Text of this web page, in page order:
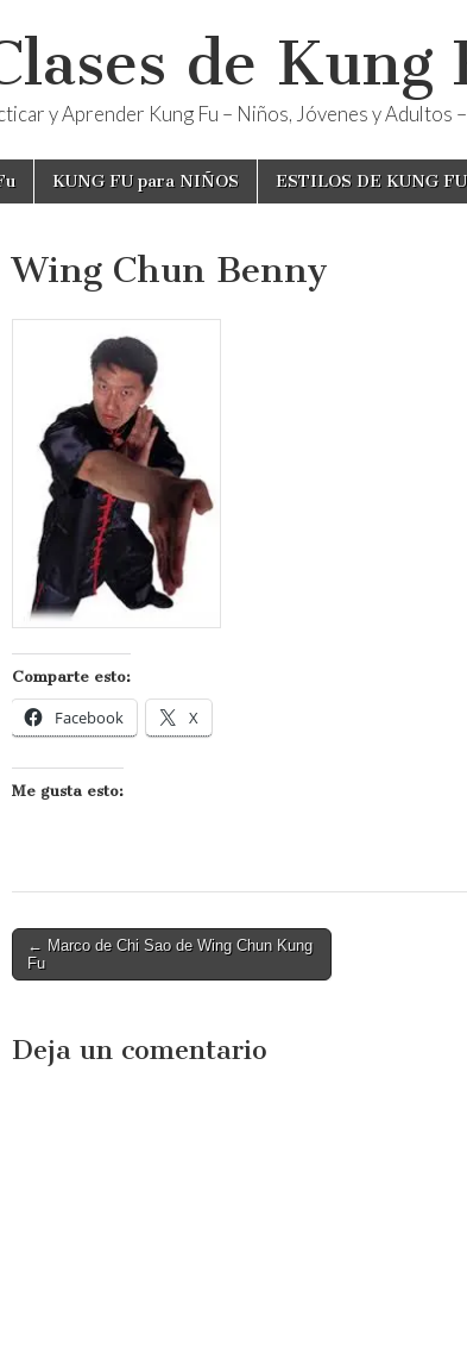
de
y Aprender Kung Fu – Niños, Jóvenes y Adultos
KUNG FU para NIÑOS ESTILOS DE KUNG FU
Wing Chun Benny
Comparte esto:
Facebook X
Me gusta esto:
Post
navigation
← Marco de Chi Sao de Wing Chun Kung
Fu
Deja un comentario